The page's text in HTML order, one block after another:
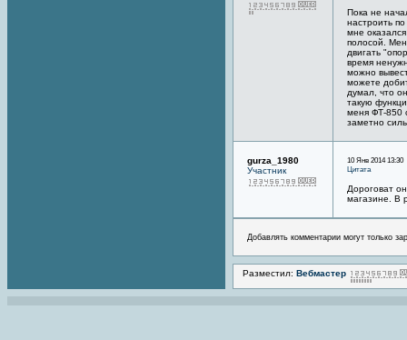
Пока не
настроить
мне
полосой.
двигать
время
можно
можете
думал, что
такую
меня ФТ-850
заметно
gurza_1980
Участник
10 Янв 2014 13:30
Цитата
Дороговат
магазине. В
Добавлять комментарии могут только
Разместил: Вебмастер